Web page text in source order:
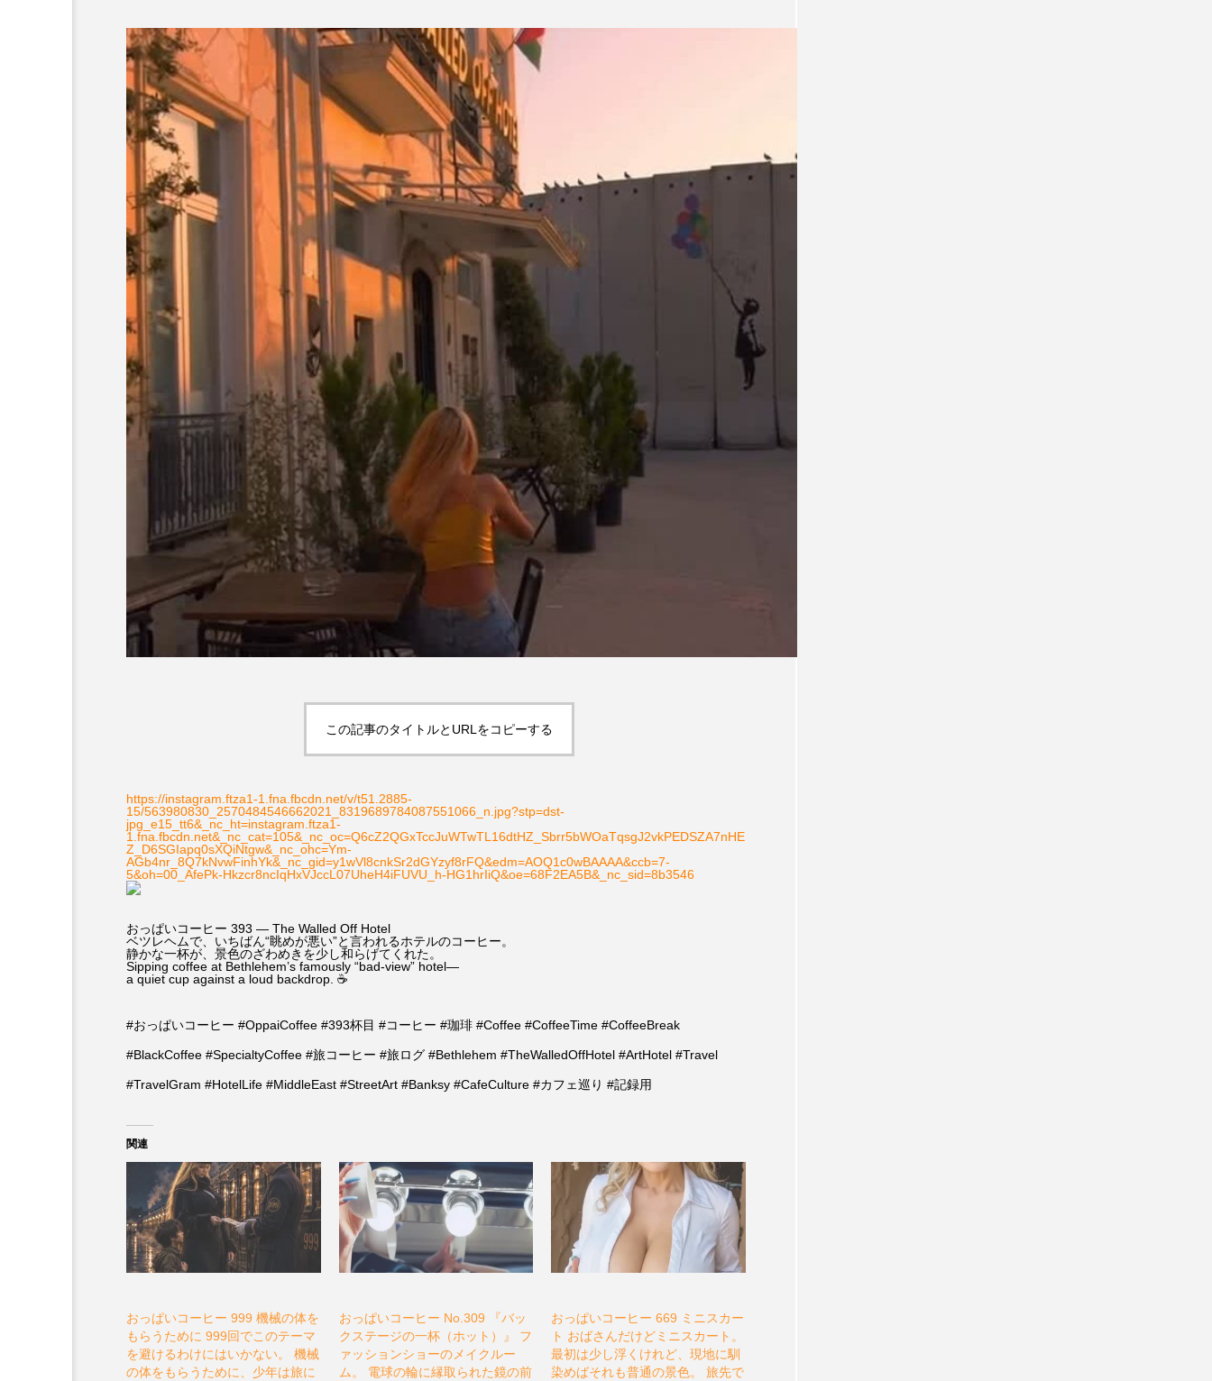
この記事のタイトルとURLをコピーする
https://instagram.ftza1-1.fna.fbcdn.net/v/t51.2885-
15/563980830_2570484546662021_8319689784087551066_n.jpg?stp=dst-
jpg_e15_tt6&_nc_ht=instagram.ftza1-
1.fna.fbcdn.net&_nc_cat=105&_nc_oc=Q6cZ2QGxTccJuWTwTL16dtHZ_Sbrr5bWOaTqsgJ2vkPEDSZA7nHE
Z_D6SGIapq0sXQiNtgw&_nc_ohc=Ym-
AGb4nr_8Q7kNvwFinhYk&_nc_gid=y1wVl8cnkSr2dGYzyf8rFQ&edm=AOQ1c0wBAAAA&ccb=7-
5&oh=00_AfePk-Hkzcr8ncIqHxVJccL07UheH4iFUVU_h-HG1hrIiQ&oe=68F2EA5B&_nc_sid=8b3546
おっぱいコーヒー 393 — The Walled Off Hotel
ベツレヘムで、いちばん“眺めが悪い”と言われるホテルのコーヒー。
静かな一杯が、景色のざわめきを少し和らげてくれた。
Sipping coffee at Bethlehem’s famously “bad-view” hotel—
a quiet cup against a loud backdrop. ☕️
#おっぱいコーヒー #OppaiCoffee #393杯目 #コーヒー #珈琲 #Coffee #CoffeeTime #CoffeeBreak
#BlackCoffee #SpecialtyCoffee #旅コーヒー #旅ログ #Bethlehem #TheWalledOffHotel #ArtHotel #Travel
#TravelGram #HotelLife #MiddleEast #StreetArt #Banksy #CafeCulture #カフェ巡り #記録用
関連
おっぱいコーヒー 999 機械の体を
もらうために 999回でこのテーマ
を避けるわけにはいかない。 機械
の体をもらうために、少年は旅に
おっぱいコーヒー No.309 『バッ
クステージの一杯（ホット）』 フ
ァッションショーのメイクルー
ム。 電球の輪に縁取られた鏡の前
おっぱいコーヒー 669 ミニスカー
ト おばさんだけどミニスカート。
最初は少し浮くけれど、現地に馴
染めばそれも普通の景色。 旅先で